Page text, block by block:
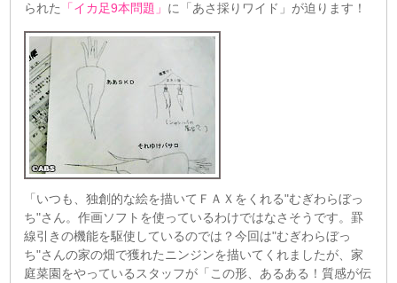
られた
「イカ足9本問題」 に「あさ採りワイド」が迫ります！
「いつも、独創的な絵を描いてＦＡＸをくれる"むぎわらぼっ
ち"さん。作画ソフトを使っているわけではなさそうです。罫
線引きの機能を駆使しているのでは？今回は"むぎわらぼっ
ち"さんの家の畑で獲れたニンジンを描いてくれましたが、家
庭菜園をやっているスタッフが「この形、あるある！質感が伝